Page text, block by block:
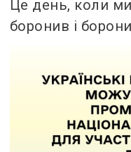
Це день, коли
боронив і